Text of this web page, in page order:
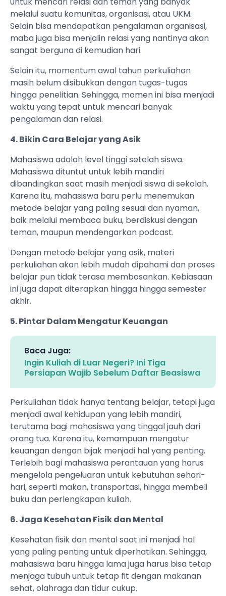
melalui suatu komunitas, organisasi, atau UKM.
Selain bisa mendapatkan pengalaman organisasi,
maba juga bisa menjalin relasi yang nantinya akan
sangat berguna di kemudian hari.
Selain itu, momentum awal tahun perkuliahan
masih belum disibukkan dengan tugas-tugas
hingga penelitian. Sehingga, momen ini bisa menjadi
waktu yang tepat untuk mencari banyak
pengalaman dan relasi.
4. Bikin Cara Belajar yang Asik
Mahasiswa adalah level tinggi setelah siswa.
Mahasiswa dituntut untuk lebih mandiri
dibandingkan saat masih menjadi siswa di sekolah.
Karena itu, mahasiswa baru perlu menemukan
metode belajar yang paling sesuai dan nyaman,
baik melalui membaca buku, berdiskusi dengan
teman, maupun mendengarkan podcast.
Dengan metode belajar yang asik, materi
perkuliahan akan lebih mudah dipahami dan proses
belajar pun tidak terasa membosankan. Kebiasaan
ini juga dapat diterapkan hingga hingga semester
akhir.
5. Pintar Dalam Mengatur Keuangan
Baca Juga:
Ingin Kuliah di Luar Negeri? Ini Tiga
Persiapan Wajib Sebelum Daftar Beasiswa
Perkuliahan tidak hanya tentang belajar, tetapi juga
menjadi awal kehidupan yang lebih mandiri,
terutama bagi mahasiswa yang tinggal jauh dari
orang tua. Karena itu, kemampuan mengatur
keuangan dengan bijak menjadi hal yang penting.
Terlebih bagi mahasiswa perantauan yang harus
mengelola pengeluaran untuk kebutuhan sehari-
hari, seperti makan, transportasi, hingga membeli
buku dan perlengkapan kuliah.
6. Jaga Kesehatan Fisik dan Mental
Kesehatan fisik dan mental saat ini menjadi hal
yang paling penting untuk diperhatikan. Sehingga,
mahasiswa baru hingga lama juga harus bisa tetap
menjaga tubuh untuk tetap fit dengan makanan
sehat, olahraga dan tidur cukup.